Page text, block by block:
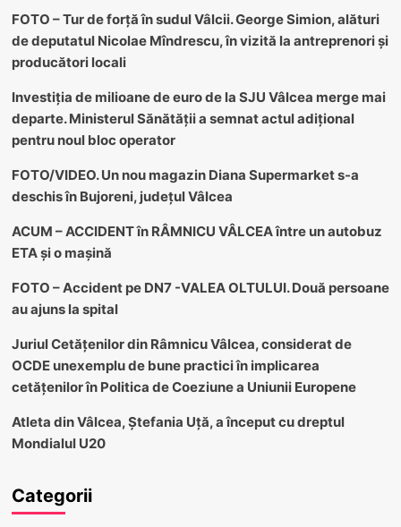
FOTO – Tur de forță în sudul Vâlcii. George Simion, alături
de deputatul Nicolae Mîndrescu, în vizită la antreprenori și
producători locali
Investiția de milioane de euro de la SJU Vâlcea merge mai
departe. Ministerul Sănătății a semnat actul adițional
pentru noul bloc operator
FOTO/VIDEO. Un nou magazin Diana Supermarket s-a
deschis în Bujoreni, județul Vâlcea
ACUM – ACCIDENT în RÂMNICU VÂLCEA între un autobuz
ETA și o mașină
FOTO – Accident pe DN7 -VALEA OLTULUI. Două persoane
au ajuns la spital
Juriul Cetățenilor din Râmnicu Vâlcea, considerat de
OCDE unexemplu de bune practici în implicarea
cetățenilor în Politica de Coeziune a Uniunii Europene
Atleta din Vâlcea, Ștefania Uță, a început cu dreptul
Mondialul U20
Categorii